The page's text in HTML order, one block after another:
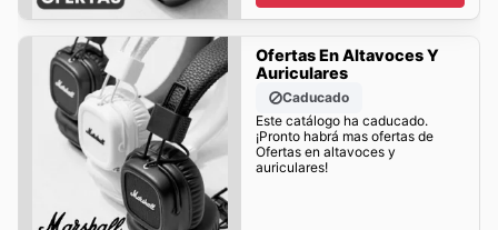
Ofertas En Altavoces Y
Auriculares
Caducado
Este catálogo ha caducado.
¡Pronto habrá mas ofertas de
Ofertas en altavoces y
auriculares!